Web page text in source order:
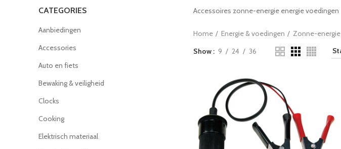
CATEGORIES
Aanbiedingen
Accessories
Auto en fiets
Bewaking & veiligheid
Clocks
Cooking
Elektrisch materiaal
Accessoires zonne-energie energie voedingen
Home Energie & voedingen Zonne-energie
Show
9 24 36